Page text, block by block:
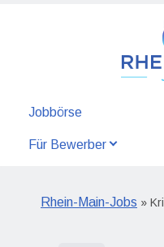
Jobbörse
Für Bewerber
Rhein-Main-Jobs »